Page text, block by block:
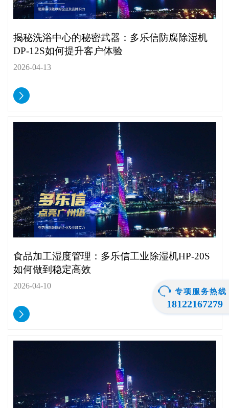
揭秘洗浴中心的秘密武器：多乐信防腐除湿机
DP-12S如何提升客户体验
2026-04-13
食品加工湿度管理：多乐信工业除湿机HP-20S
如何做到稳定高效
2026-04-10
专项服务热线
18122167279